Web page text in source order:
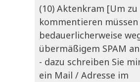
(10) Aktenkram [Um zu
kommentieren müssen
bedauerlicherweise
übermäßigem SPAM
- dazu schreiben Sie
ein Mail / Adresse im